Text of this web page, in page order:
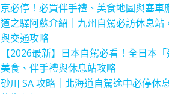
京必停！必買伴手禮、美食地圖與塞車
道之驛阿蘇介紹｜九州自駕必訪休息站
與交通攻略
【2026最新】日本自駕必看！全日本
美食、伴手禮與休息站攻略
砂川 SA 攻略｜北海道自駕途中必停休